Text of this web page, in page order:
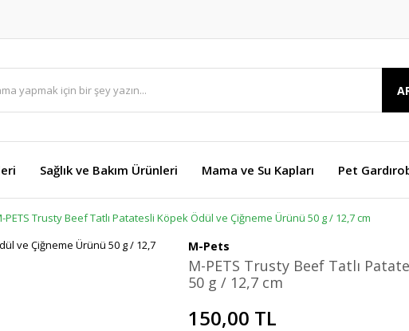
Sağlık ve Bakım Ürünleri Mama ve Su Kapları Pet
PETS Trusty Beef Tatlı Patatesli Köpek Ödül ve Çiğneme Ürünü 50 g / 12,7 cm
M-Pets
M-PETS Trusty Beef Tatlı
50 g / 12,7 cm
150,00 TL